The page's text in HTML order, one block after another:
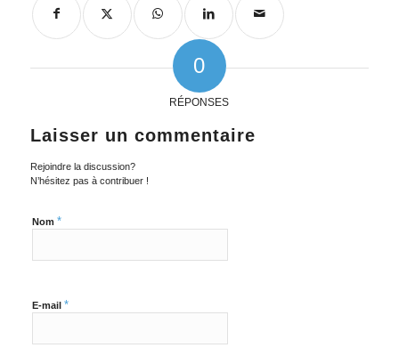
0
RÉPONSES
Laisser un commentaire
Rejoindre la discussion?
N’hésitez pas à contribuer !
Nom *
E-mail *